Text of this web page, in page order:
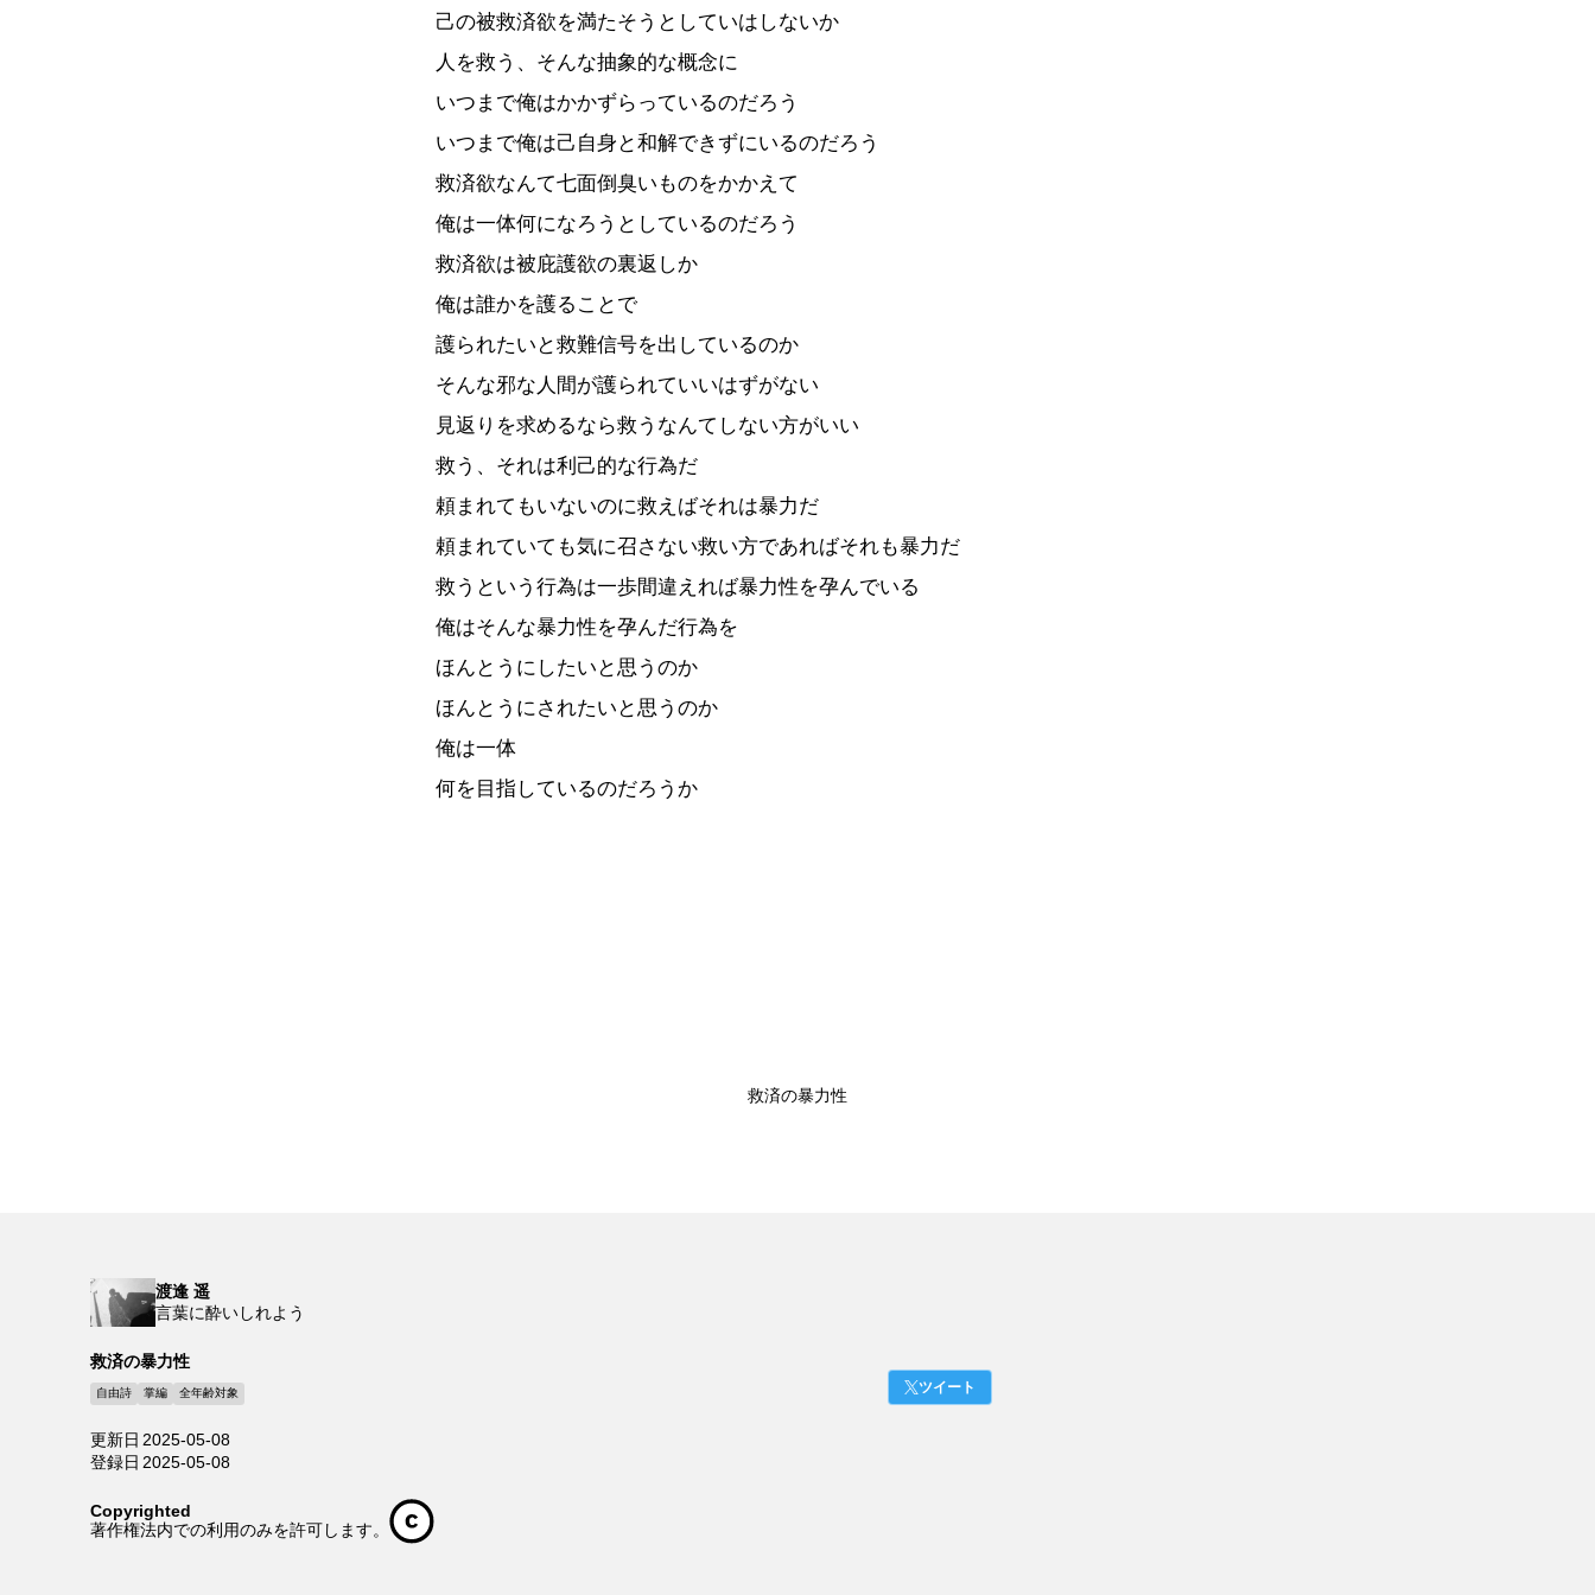
己の被救済欲を満たそうとしていはしないか
人を救う、そんな抽象的な概念に
いつまで俺はかかずらっているのだろう
いつまで俺は己自身と和解できずにいるのだろう
救済欲なんて七面倒臭いものをかかえて
俺は一体何になろうとしているのだろう
救済欲は被庇護欲の裏返しか
俺は誰かを護ることで
護られたいと救難信号を出しているのか
そんな邪な人間が護られていいはずがない
見返りを求めるなら救うなんてしない方がいい
救う、それは利己的な行為だ
頼まれてもいないのに救えばそれは暴力だ
頼まれていても気に召さない救い方であればそれも暴力だ
救うという行為は一歩間違えれば暴力性を孕んでいる
俺はそんな暴力性を孕んだ行為を
ほんとうにしたいと思うのか
ほんとうにされたいと思うのか
俺は一体
何を目指しているのだろうか
救済の暴力性
渡逢 遥
言葉に酔いしれよう
救済の暴力性
自由詩 掌編 全年齢対象
更新日 2025-05-08
登録日 2025-05-08
Copyrighted
著作権法内での利用のみを許可します。
ツイート